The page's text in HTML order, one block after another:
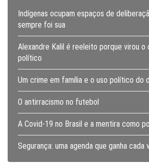
Indígenas ocupam espaços de
sempre foi sua
Alexandre Kalil é reeleito porque virou o
político
Um crime em família e o uso político do
O antirracismo no futebol
A Covid-19 no Brasil e a mentira como
Segurança: uma agenda que ganha cada